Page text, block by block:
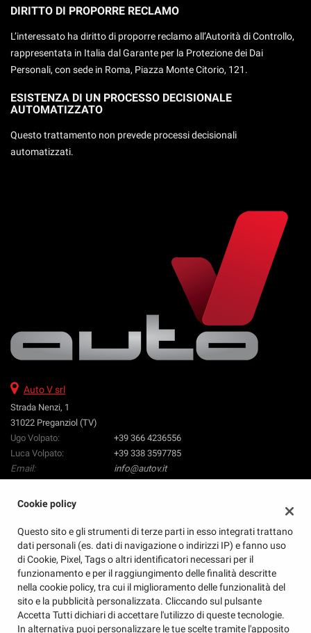
DIRITTO DI PROPORRE RECLAMO
L’interessato ha diritto di proporre reclamo all’Autorità di Controllo,
rappresentata in Italia dal Garante per la Protezione dei Dai
Personali, con sede in Roma, Piazza Monte Citorio, 121.
ESISTENZA DI UN PROCESSO DECISIONALE
AUTOMATIZZATO
Questo trattamento non prevede processi decisionali
automatizzati.
Auto V srl
Strada Nenzi, 1
31022 Preganziol (TV)
Ugo Volpato:
+39 366 4236556
Luca Volpato:
+39 338 3597785
Email:
info@autov.it
Dati fiscali:
Auto V Srl
Strada Nenzi, 1, Preganziol (TV)
C.F/P.IVA:04873760260
REA:TV - 405810
Cookie policy
Questo sito e gli strumenti di terze parti in esso integrati trattano
dati personali (es. dati di navigazione o indirizzi IP) e fanno uso
di Cookie, Pixel, Tags o altri identificatori necessari per il
funzionamento e per il raggiungimento delle finalità descritte
nella cookie policy, tra cui il miglioramento delle funzionalità del
sito e la pubblicità personalizzata. Cliccando sul pulsante
Accetta Tutti dichiari di accettare l'utilizzo di queste tecnologie.
In alternativa puoi personalizzare le tue scelte tramite l'apposito